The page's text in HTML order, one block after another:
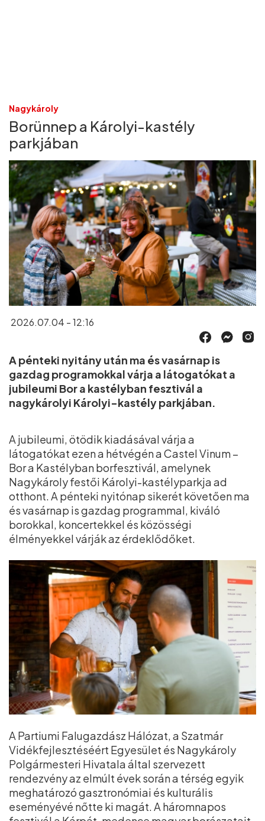
Nagykároly
Borünnep a Károlyi-kastély
parkjában
2026.07.04 - 12:16
A pénteki nyitány után ma és vasárnap is
gazdag programokkal várja a látogatókat a
jubileumi Bor a kastélyban fesztivál a
nagykárolyi Károlyi-kastély parkjában.
A jubileumi, ötödik kiadásával várja a
látogatókat ezen a hétvégén a Castel Vinum –
Bor a Kastélyban borfesztivál, amelynek
Nagykároly festői Károlyi-kastélyparkja ad
otthont. A pénteki nyitónap sikerét követően ma
és vasárnap is gazdag programmal, kiváló
borokkal, koncertekkel és közösségi
élményekkel várják az érdeklődőket.
A Partiumi Falugazdász Hálózat, a Szatmár
Vidékfejlesztéséért Egyesület és Nagykároly
Polgármesteri Hivatala által szervezett
rendezvény az elmúlt évek során a térség egyik
meghatározó gasztronómiai és kulturális
eseményévé nőtte ki magát. A háromnapos